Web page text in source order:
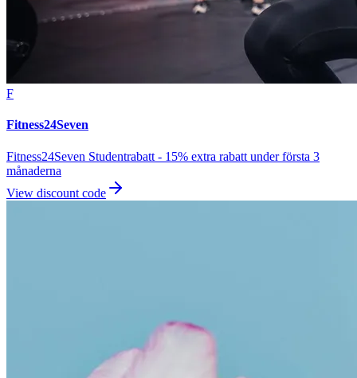
F
Fitness24Seven
Fitness24Seven Studentrabatt - 15% extra rabatt under första 3
månaderna
View discount code